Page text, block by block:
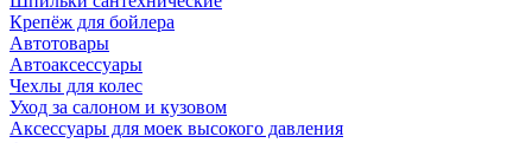
Крепёж для бойлера
Автотовары
Автоаксессуары
Чехлы для колес
Уход за салоном и кузовом
Аксессуары для моек высокого давления